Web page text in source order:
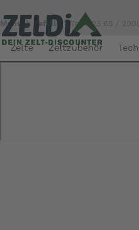
Mensch gefällig? Tel. 023 65 /
Zelte Zeltzubehör